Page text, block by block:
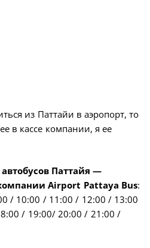
из Паттайи в аэропорт, то
в кассе компании, я ее
Паттайя —
Airport Pattaya Bus:
/ 10:00 / 11:00 / 12:00 / 13:00
/ 19:00/ 20:00 / 21:00 /